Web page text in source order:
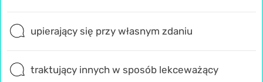
upierający się przy własnym zdaniu
traktujący innych w sposób lekceważący